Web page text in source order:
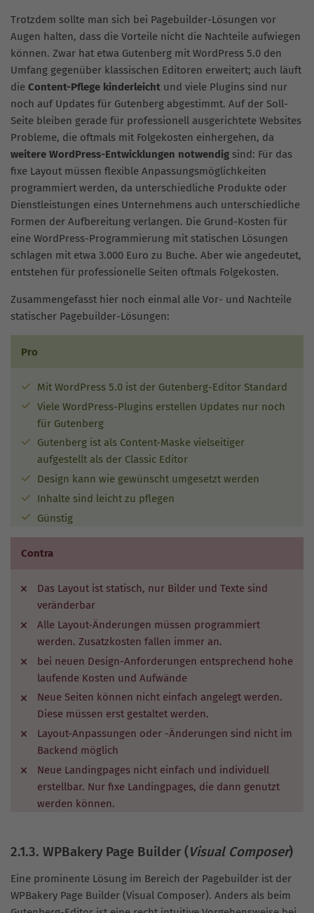
Trotzdem sollte man sich bei Pagebuilder-Lösungen vor
Augen halten, dass die Vorteile nicht die Nachteile aufwiegen
können. Zwar hat etwa Gutenberg mit WordPress 5.0 den
Umfang gegenüber klassischen Editoren erweitert; auch läuft
die Content-Pflege kinderleicht und viele Plugins sind nur
noch auf Updates für Gutenberg abgestimmt. Auf der Soll-
Seite bleiben gerade für professionell ausgerichtete Websites
Probleme, die oftmals mit Folgekosten einhergehen, da
weitere WordPress-Entwicklungen notwendig sind: Für das
fixe Layout müssen flexible Anpassungsmöglichkeiten
programmiert werden, da unterschiedliche Produkte oder
Dienstleistungen eines Unternehmens auch unterschiedliche
Formen der Aufbereitung verlangen. Die Grund-Kosten für
eine WordPress-Programmierung mit statischen Lösungen
schlagen mit etwa 3.000 Euro zu Buche. Aber wie angedeutet,
entstehen für professionelle Seiten oftmals Folgekosten.
Zusammengefasst hier noch einmal alle Vor- und Nachteile
statischer Pagebuilder-Lösungen:
Pro
Mit WordPress 5.0 ist der Gutenberg-Editor Standard
Viele WordPress-Plugins erstellen Updates nur noch
für Gutenberg
Gutenberg ist als Content-Maske vielseitiger
aufgestellt als der Classic Editor
Design kann wie gewünscht umgesetzt werden
Inhalte sind leicht zu pflegen
Günstig
Contra
Das Layout ist statisch, nur Bilder und Texte sind
veränderbar
Alle Layout-Änderungen müssen programmiert
werden. Zusatzkosten fallen immer an.
bei neuen Design-Anforderungen entsprechend hohe
laufende Kosten und Aufwände
Neue Seiten können nicht einfach angelegt werden.
Diese müssen erst gestaltet werden.
Layout-Anpassungen oder -Änderungen sind nicht im
Backend möglich
Neue Landingpages nicht einfach und individuell
erstellbar. Nur fixe Landingpages, die dann genutzt
werden können.
2.1.3. WPBakery Page Builder (Visual Composer)
Eine prominente Lösung im Bereich der Pagebuilder ist der
WPBakery Page Builder (Visual Composer). Anders als beim